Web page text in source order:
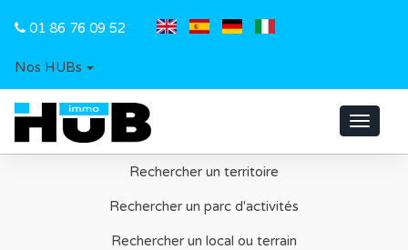
01 86 76 09 52
Nos HUBs
Toggle
Rechercher un territoire
Rechercher un parc d'activités
Rechercher un local ou terrain